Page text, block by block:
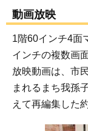
動画放映
1階60インチ4面
インチの複数画
放映動画は、市
まれるまち我孫
えて再編集した